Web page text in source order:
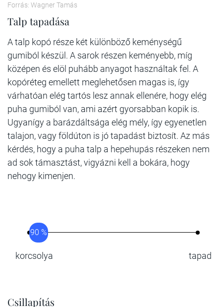
Forrás: Wagner Tamás
Talp tapadása
A talp kopó része két különböző keménységű
gumiból készül. A sarok részen keményebb, míg
középen és elöl puhább anyagot használtak fel. A
kopóréteg emellett meglehetősen magas is, így
várhatóan elég tartós lesz annak ellenére, hogy elég
puha gumiból van, ami azért gyorsabban kopik is.
Ugyanígy a barázdáltsága elég mély, így egyenetlen
talajon, vagy földúton is jó tapadást biztosít. Az más
kérdés, hogy a puha talp a hepehupás részeken nem
ad sok támasztást, vigyázni kell a bokára, hogy
nehogy kimenjen.
90 %
korcsolya tapad
Csillapítás